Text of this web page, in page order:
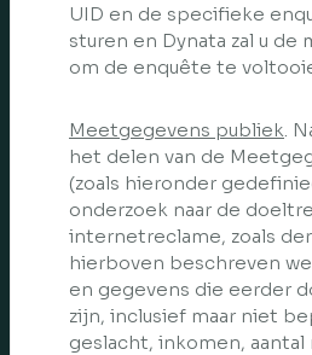
UID en de specifieke
sturen en Dynata zal u
om de enquête te
Meetgegevens publiek.
het delen van de
(zoals hieronder
onderzoek naar de
internetreclame, zoals
hierboven beschreven
en gegevens die eerder
zijn, inclusief maar niet
geslacht, inkomen, aantal